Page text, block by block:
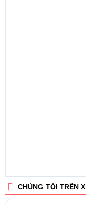
CHÚNG TÔI TRÊN X